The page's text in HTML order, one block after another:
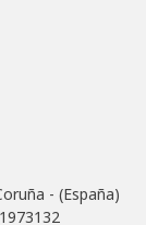
- (España)